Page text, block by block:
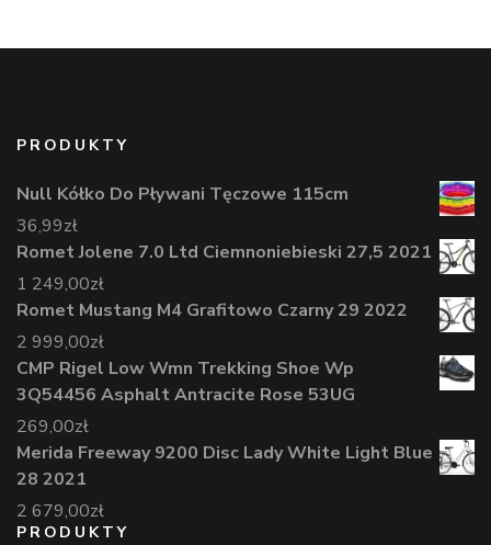
PRODUKTY
Null Kółko Do Pływani Tęczowe 115cm
36,99zł
Romet Jolene 7.0 Ltd Ciemnoniebieski 27,5 2021
1 249,00zł
Romet Mustang M4 Grafitowo Czarny 29 2022
2 999,00zł
CMP Rigel Low Wmn Trekking Shoe Wp
3Q54456 Asphalt Antracite Rose 53UG
269,00zł
Merida Freeway 9200 Disc Lady White Light Blue
28 2021
2 679,00zł
PRODUKTY